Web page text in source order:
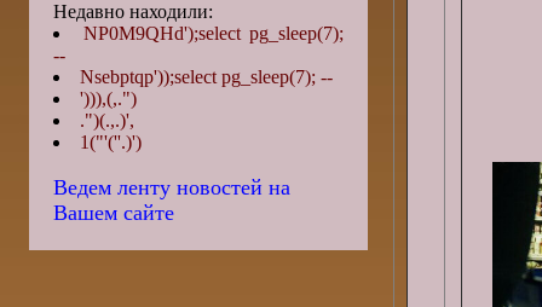
Недавно находили:
NP0M9QHd');select pg_sleep(7);
--
Nsebptqp'));select pg_sleep(7); --
'))),(,.")
.")(.,.)',
1("'(''.)')
Ведем ленту новостей на
Вашем сайте